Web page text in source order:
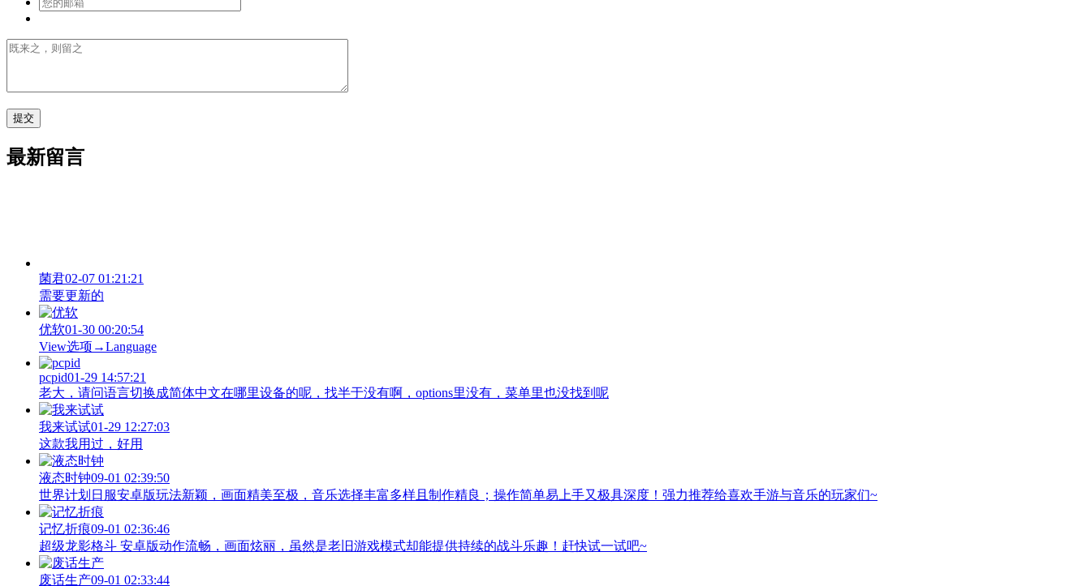
最新留言
菌君02-07 01:21:21
需要更新的
优软01-30 00:20:54
View‌选项→Language
pcpid01-29 14:57:21
老大，请问语言切换成简体中文在哪里设备的呢，找半于没有啊，options里没有，菜单里也没找到呢
我来试试01-29 12:27:03
这款我用过，好用
液态时钟09-01 02:39:50
世界计划日服安卓版玩法新颖，画面精美至极，音乐选择丰富多样且制作精良；操作简单易上手又极具深度！强力推荐给喜欢手游与音乐的玩家们~
记忆折痕09-01 02:36:46
超级龙影格斗 安卓版动作流畅，画面炫丽，虽然是老旧游戏模式却能提供持续的战斗乐趣！赶快试一试吧~
废话生产09-01 02:33:44